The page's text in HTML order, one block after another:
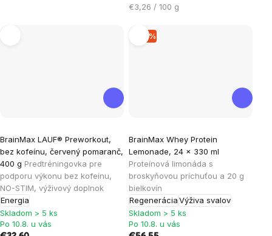
Jednotková
€3,26 / 100 g
BrainMax LAUF® Preworkout,
bez kofeínu, červený pomaranč,
400 g Predtréningovka pre
podporu výkonu bez kofeínu,
NO-STIM, výživový doplnok
Energia
hodnotenie
produktu
je
5,0
z
5
hviezdičiek.
Skladom > 5 ks
Po 10.8. u vás
–17 %
BrainMax Whey Protein
Lemonade, 24 x 330 ml
Proteínová limonáda s
broskyňovou príchuťou a 20 g
bielkovín
RegeneráciaVýživa svalov
Skladom > 5 ks
Po 10.8. u vás